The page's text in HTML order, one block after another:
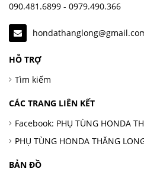
090.481.6899 - 0979.490.366
HỖ TRỢ
Tìm kiếm
CÁC TRANG LIÊN KẾT
Facebook: PHỤ TÙNG HONDA
PHỤ TÙNG HONDA THĂNG
BẢN ĐỒ